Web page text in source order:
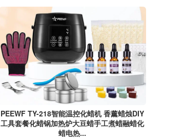
PEEWF TY-218智能温控化蜡机 香薰蜡烛DIY
工具套餐化蜡锅加热炉大豆蜡手工煮蜡融蜡化
蜡电热...